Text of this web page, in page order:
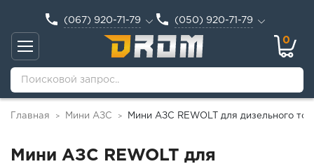
(067) 920-71-79 (050) 920-71-79
0
Главная > Мини АЗС > Мини АЗС REWOLT для дизельного
Мини АЗС REWOLT для